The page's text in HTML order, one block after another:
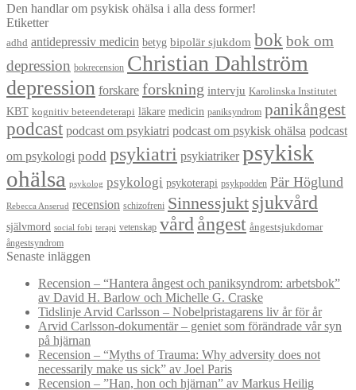
Den handlar om psykisk ohälsa i alla dess former!
Etiketter
adhd antidepressiv medicin betyg bipolär sjukdom bok bok om
depression bokrecension Christian Dahlström
depression forskare forskning intervju Karolinska Institutet
KBT kognitiv beteendeterapi läkare medicin paniksyndrom panikångest
podcast podcast om psykiatri podcast om psykisk ohälsa podcast
om psykologi podd psykiatri psykiatriker psykisk
ohälsa psykolog psykologi psykoterapi psykpodden Pär Höglund
Rebecca Anserud recension schizofreni Sinnessjukt sjukvård
självmord social fobi terapi vetenskap vård ångest ångestsjukdomar
ångestsyndrom
Senaste inläggen
Recension – “Hantera ångest och paniksyndrom: arbetsbok”
av David H. Barlow och Michelle G. Craske
Tidslinje Arvid Carlsson – Nobelpristagarens liv år för år
Arvid Carlsson-dokumentär – geniet som förändrade vår syn
på hjärnan
Recension – “Myths of Trauma: Why adversity does not
necessarily make us sick” av Joel Paris
Recension – ”Han, hon och hjärnan” av Markus Heilig